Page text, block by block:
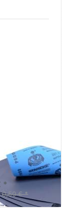
zur nass
anwendung
*
0,50 € *